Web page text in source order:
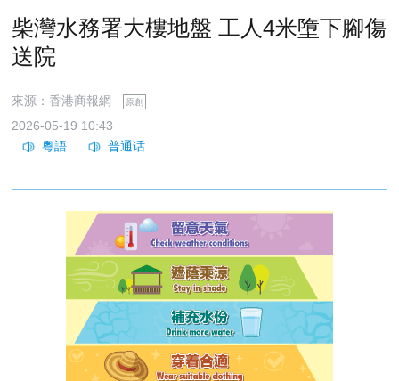
柴灣水務署大樓地盤 工人4米墮下腳傷
送院
來源：香港商報網 原創
2026-05-19 10:43